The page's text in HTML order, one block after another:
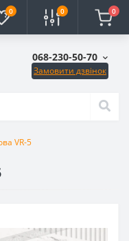
0 0 0
068-230-50-70
Замовити дзвінок
VR-5